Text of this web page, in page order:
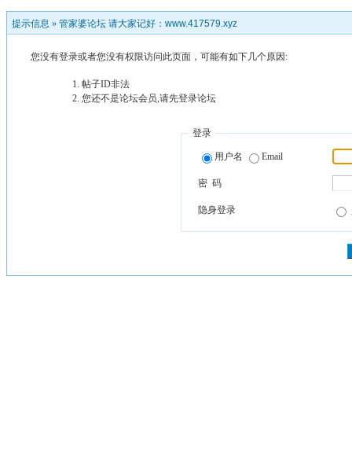
提示信息 » 管家婆论坛 请大家记好：www.417579.xyz
您没有登录或者您没有权限访问此页面，可能有如下几个原因:
帖子ID非法
您还不是论坛会员,请先登录论坛
登录
用户名 Email
密 码
隐身登录